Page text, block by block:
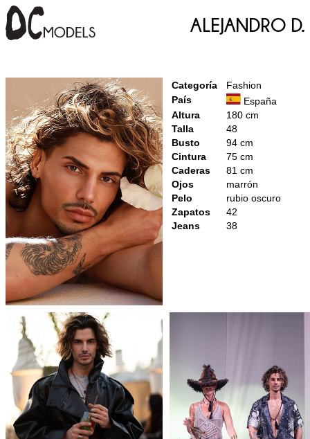
Alejandro D.
Categoría
Fashion
País
España
Altura
180 cm
Talla
48
Busto
94 cm
Cintura
75 cm
Caderas
81 cm
Ojos
marrón
Pelo
rubio oscuro
Zapatos
42
Jeans
38